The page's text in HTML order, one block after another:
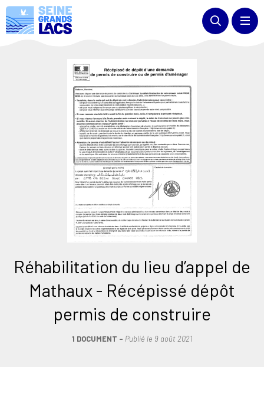
Réhabilitation du lieu d’appel de
Mathaux - Récépissé dépôt
permis de construire
1 DOCUMENT Publié le 9 août 2021